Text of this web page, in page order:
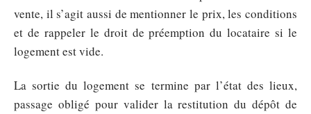
vente, il s’agit aussi de mentionner le prix, les conditions
et de rappeler le droit de préemption du locataire si le
logement est vide.
La sortie du logement se termine par l’état des lieux,
passage obligé pour valider la restitution du dépôt de